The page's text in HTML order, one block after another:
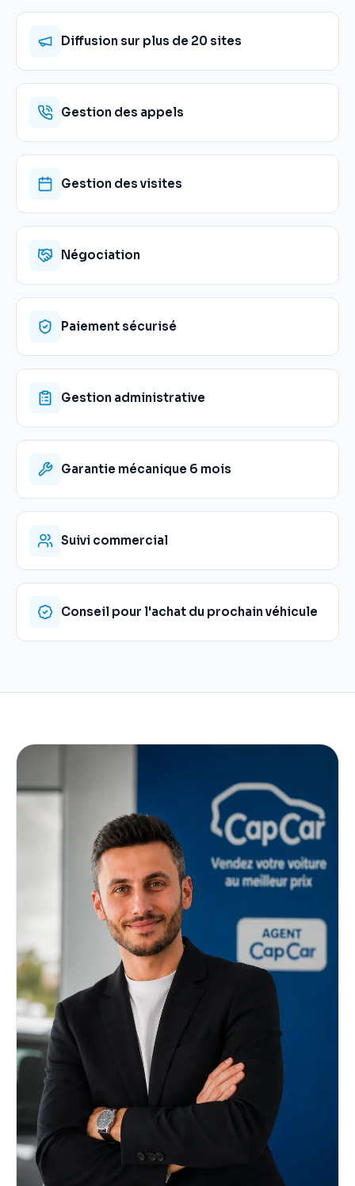
Diffusion sur plus de 20 sites
Gestion des appels
Gestion des visites
Négociation
Paiement sécurisé
Gestion administrative
Garantie mécanique 6 mois
Suivi commercial
Conseil pour l'achat du prochain véhicule